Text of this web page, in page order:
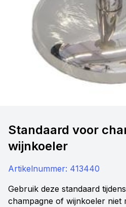
Standaard voor
wijnkoeler
Artikelnummer: 413440
Gebruik deze standaard
champagne of wijnkoeler niet